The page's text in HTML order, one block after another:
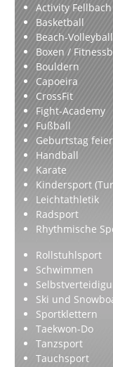
Activity Fellbach
Basketball
Beach-Volleyball
Boxen /
Bouldern
Capoeira
CrossFit
Fight-Academy
Fußball
Geburtstag
Handball
Karate
Kindersport
Leichtathletik
Radsport
Rhythmische
Rollstuhlsport
Schwimmen
Ski und
Sportklettern
Taekwon-Do
Tanzsport
Tauchsport